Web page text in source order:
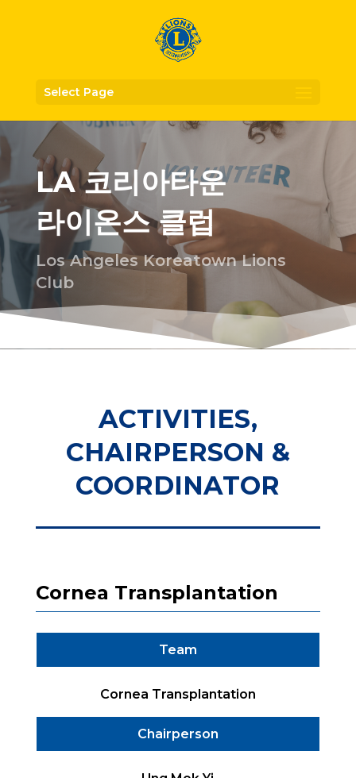
Select Page
LA 코리아타운
라이온스 클럽
Los Angeles Koreatown Lions
Club
ACTIVITIES,
CHAIRPERSON &
COORDINATOR
Cornea Transplantation
Team
Cornea Transplantation
Chairperson